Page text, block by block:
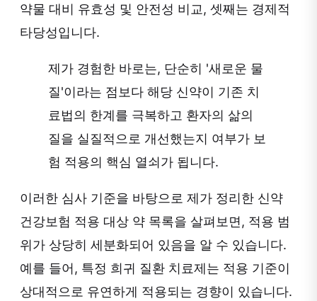
약물 대비 유효성 및 안전성 비교, 셋째는 경제적
타당성입니다.
제가 경험한 바로는, 단순히 '새로운 물
질'이라는 점보다 해당 신약이 기존 치
료법의 한계를 극복하고 환자의 삶의
질을 실질적으로 개선했는지 여부가 보
험 적용의 핵심 열쇠가 됩니다.
이러한 심사 기준을 바탕으로 제가 정리한 신약
건강보험 적용 대상 약 목록을 살펴보면, 적용 범
위가 상당히 세분화되어 있음을 알 수 있습니다.
예를 들어, 특정 희귀 질환 치료제는 적용 기준이
상대적으로 유연하게 적용되는 경향이 있습니다.